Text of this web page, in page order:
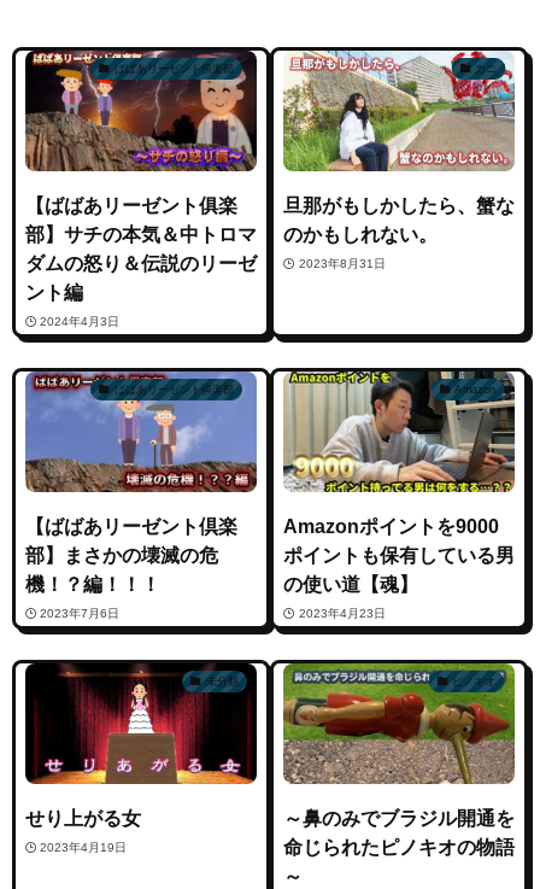
ばばあリーゼント俱楽部
【ばばあリーゼント俱楽
部】サチの本気＆中トロマ
ダムの怒り＆伝説のリーゼ
ント編
2024年4月3日
カニ
旦那がもしかしたら、蟹な
のかもしれない。
2023年8月31日
ばばあリーゼント俱楽部
【ばばあリーゼント倶楽
部】まさかの壊滅の危
機！？編！！！
2023年7月6日
Amazon
Amazonポイントを9000
ポイントも保有している男
の使い道【魂】
2023年4月23日
未分類
せり上がる女
2023年4月19日
ピノキオ
～鼻のみでブラジル開通を
命じられたピノキオの物語
～